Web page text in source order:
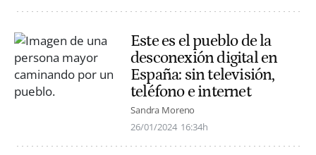
Este es el pueblo de la
desconexión digital en
España: sin televisión,
teléfono e internet
Sandra Moreno
26/01/2024 16:34h